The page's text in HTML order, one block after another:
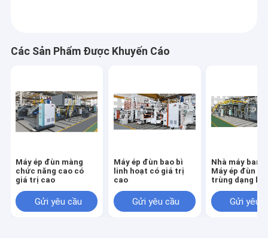
Các Sản Phẩm Được Khuyến Cáo
Máy ép đùn màng
chức năng cao có
giá trị cao
Gửi yêu cầu
Máy ép đùn bao bì
linh hoạt có giá trị
cao
Gửi yêu cầu
Nhà máy ban
Máy ép đùn
trùng dạng
Gửi yêu